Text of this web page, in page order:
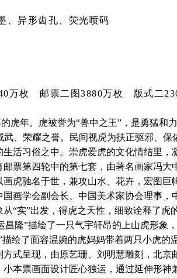
、异形齿孔、荧光喷码
万枚 邮票二图3880万枚 版式二
虎年。虎被誉为“兽中之王”，是勇猛和
武、荣耀之誉。民间视虎为扶正驱邪、
活习俗之中。崇虎爱虎的文化情结里
第四轮中的第七套，由著名画家冯大
虎驰名于世，兼攻山水、花卉，宏图
画学会副会长、中国美术家协会理事
”出发，得虎之天性，细致诠释了虎
昌隆”描绘了一只气宇轩昂的上山虎形
绘了面容温婉的虎妈妈带着两只小虎的
呈现，由原艺珊、刘明慧雕刻，北京
票画面设计匠心独运，通过延伸形神